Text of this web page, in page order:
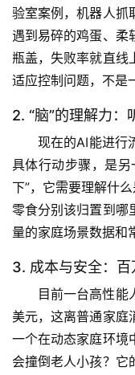
验室案例，机器人抓
遇到易碎的鸡蛋、柔
瓶盖，失败率就直线
适应控制问题，不是
2. “脑”的理解力
现在的AI能进行
具体行动步骤 ，是
下”，它需要理解什么
零食分别该归置到哪
量的家庭场景数据和
3. 成本与安全：
目前一台高性能
美元，这离普通家庭
一个在动态家庭环境
会撞倒老人小孩？它